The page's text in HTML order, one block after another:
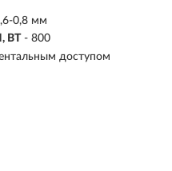
0,8 мм
ВТ - 800
доступом